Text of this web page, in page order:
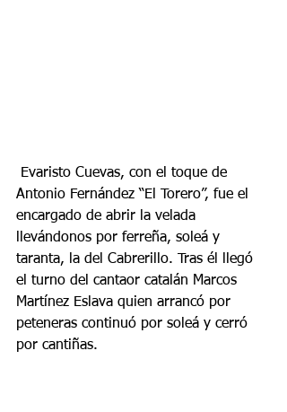
Antonio Fernández “El Torero”, fue el
encargado de abrir la velada
llevándonos por ferreña, soleá y
taranta, la del Cabrerillo. Tras él llegó
el turno del cantaor catalán Marcos
Martínez Eslava quien arrancó por
peteneras continuó por soleá y cerró
por cantiñas.